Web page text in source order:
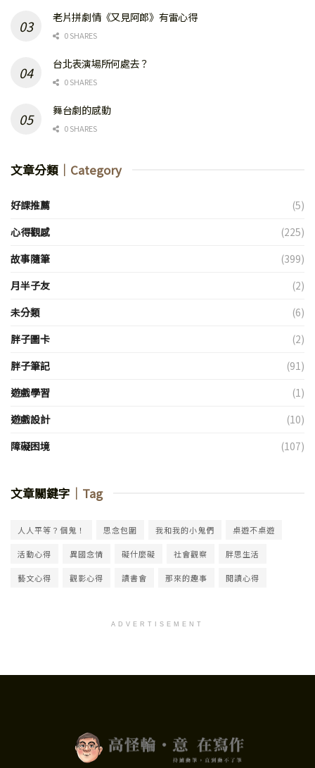
老片拼劇情《又見阿郎》有雷心得
0 SHARES
台北表演場所何處去？
0 SHARES
舞台劇的感動
0 SHARES
文章分類 ｜Category
好課推薦
(5)
心得觀感
(225)
故事隨筆
(399)
月半子友
(2)
未分類
(6)
胖子圖卡
(2)
胖子筆記
(91)
遊戲學習
(1)
遊戲設計
(10)
障礙困境
(107)
文章關鍵字 ｜Tag
人人平等？個鬼！ 思念包圍 我和我的小鬼們 桌遊不桌遊
活動心得 異國念情 礙什麼礙 社會觀察 胖思生活
藝文心得 觀影心得 讀書會 那來的趣事 閱讀心得
ADVERTISEMENT